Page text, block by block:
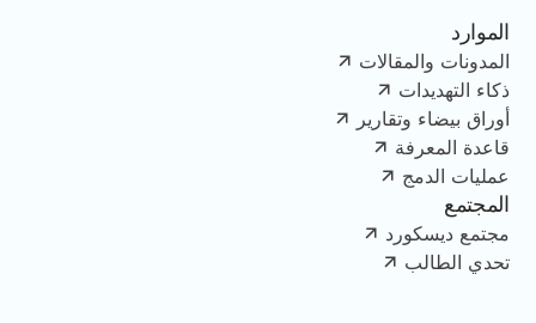
الموارد
المدونات والمقالات
ذكاء التهديدات
أوراق بيضاء وتقارير
قاعدة المعرفة
عمليات الدمج
المجتمع
مجتمع ديسكورد
تحدي الطالب